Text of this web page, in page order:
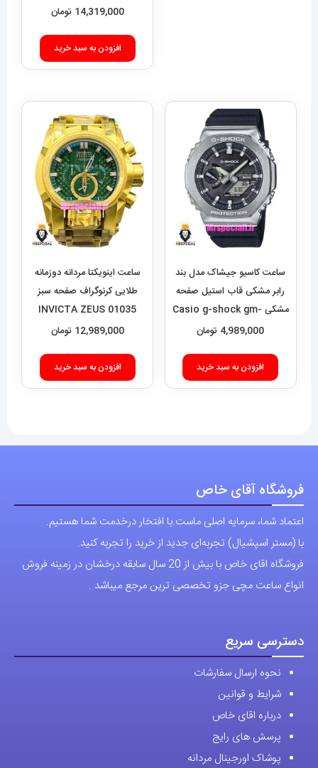
Super Ocean 020955
14,319,000 تومان
افزودن به سبد خرید
ساعت کاسیو جیشاک مدل بند
رابر مشکی قاب استیل صفحه
مشکی Casio g-shock gm-
2100 021462
4,989,000 تومان
افزودن به سبد خرید
ساعت اینویکتا مردانه دوزمانه
طلایی کرنوگراف صفحه سبز
01035 INVICTA ZEUS
12,989,000 تومان
افزودن به سبد خرید
فروشگاه آقای خاص
اعتماد شما، سرمایه اصلی ماست.با افتخار درخدمت شما هستیم.
با (مستر اسپشیال) تجربه‌ای جدید از خرید را تجربه کنید.
فروشگاه اقای خاص با بیش از 20 سال سابقه درخشان در زمینه فروش
انواع ساعت مچی جزو تخصصی ترین مرجع میباشد .
دسترسی سریع
نحوه ارسال سفارشات
شرایط و قوانین
درباره اقای خاص
پرسش های رایج
پوشاک اورجینال مردانه